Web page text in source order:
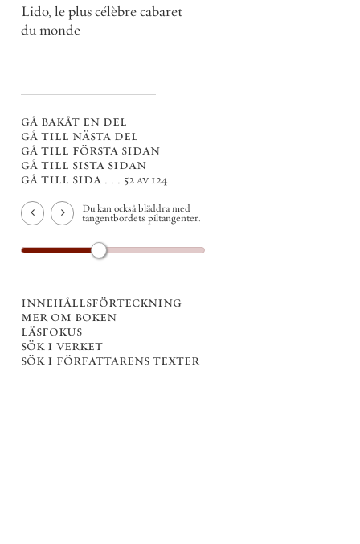
Lido, le plus célèbre cabaret
du monde
gå bakåt en del
gå till nästa del
gå till första sidan
gå till sista sidan
gå till sida . . . 52 av 124
Du kan också bläddra med
tangentbordets piltangenter.
innehållsförteckning
mer om boken
läsfokus
sök i verket
sök i författarens texter